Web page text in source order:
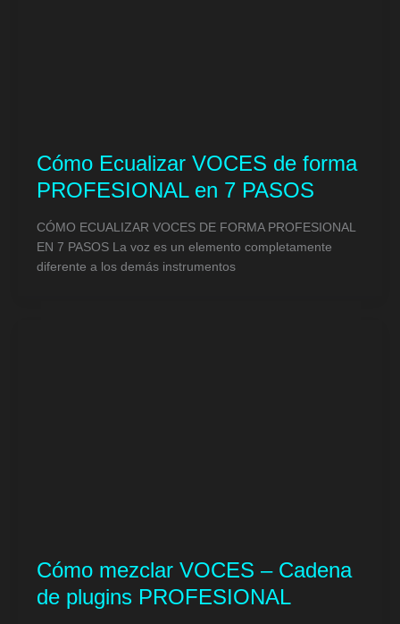
Cómo Ecualizar VOCES de forma
PROFESIONAL en 7 PASOS
CÓMO ECUALIZAR VOCES DE FORMA PROFESIONAL
EN 7 PASOS La voz es un elemento completamente
diferente a los demás instrumentos
Cómo mezclar VOCES – Cadena
de plugins PROFESIONAL